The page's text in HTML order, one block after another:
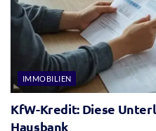
IMMOBILIEN
KfW-Kredit: Diese
Hausbank